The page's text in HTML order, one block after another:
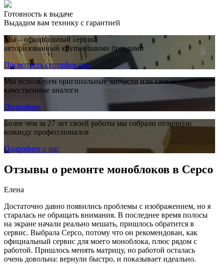
Готовность к выдаче
Выдадим вам технику с гарантией
Мы – официальный сервис,
авторизованный крупнейшими брендами
Посмотреть сертификаты
Мы используем оригинальные запчасти или самые
качественные аналоги
Подробнее
Более чем за 27 лет своей работы мы собрали отличную
команду профессионалов
Подробнее о нас
Отзывы о ремонте моноблоков в Серсо
Елена
Достаточно давно появились проблемы с изображением, но я
старалась не обращать внимания. В последнее время полосы
на экране начали реально мешать, пришлось обратится в
сервис. Выбрала Серсо, потому что он рекомендован, как
официальный сервис для моего моноблока, плюс рядом с
работой. Пришлось менять матрицу, но работой осталась
очень довольна: вернули быстро, и показывает идеально.